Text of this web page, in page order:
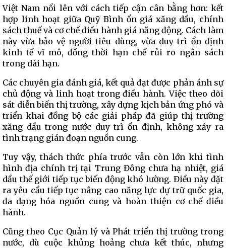
Việt Nam nổi lên với cách tiếp cận cân bằng hơn: kết
hợp linh hoạt giữa Quỹ Bình ổn giá xăng dầu, chính
sách thuế và cơ chế điều hành giá năng động. Cách làm
này vừa bảo vệ người tiêu dùng, vừa duy trì ổn định
kinh tế vĩ mô, đồng thời hạn chế rủi ro ngân sách
trong dài hạn.
Các chuyên gia đánh giá, kết quả đạt được phản ánh sự
chủ động và linh hoạt trong điều hành. Việc theo dõi
sát diễn biến thị trường, xây dựng kịch bản ứng phó và
triển khai đồng bộ các giải pháp đã giúp thị trường
xăng dầu trong nước duy trì ổn định, không xảy ra
tình trạng gián đoạn nguồn cung.
Tuy vậy, thách thức phía trước vẫn còn lớn khi tình
hình địa chính trị tại Trung Đông chưa hạ nhiệt, giá
dầu thế giới tiếp tục biến động khó lường. Điều này đặt
ra yêu cầu tiếp tục nâng cao năng lực dự trữ quốc gia,
đa dạng hóa nguồn cung và hoàn thiện cơ chế điều
hành.
Cũng theo Cục Quản lý và Phát triển thị trường trong
nước, dù cuộc khủng hoảng chưa kết thúc, nhưng